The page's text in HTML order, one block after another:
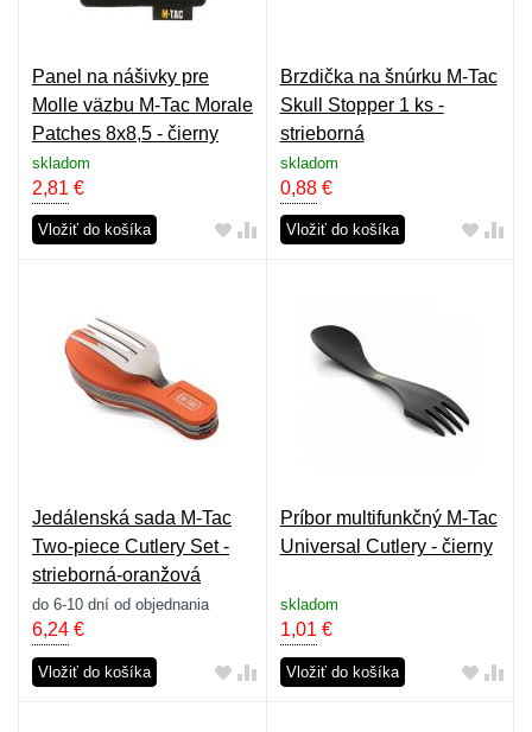
Panel na nášivky pre
Molle väzbu M-Tac Morale
Patches 8x8,5 - čierny
skladom
2,81 €
Vložiť do košíka
Brzdička na šnúrku M-Tac
Skull Stopper 1 ks -
strieborná
skladom
0,88€
Vložiť do košíka
Jedálenská sada M-Tac
Two-piece Cutlery Set -
strieborná-oranžová
do 6-10 dní od objednania
6,24 €
Vložiť do košíka
Príbor multifunkčný M-Tac
Universal Cutlery - čierny
skladom
1,01 €
Vložiť do košíka